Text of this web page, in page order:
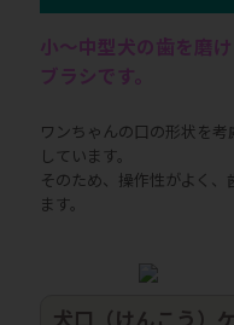
小～中型犬の歯を磨
ブラシです。
ワンちゃんの口の形状を
しています。
そのため、操作性がよく
ます。
犬口（けんこう）